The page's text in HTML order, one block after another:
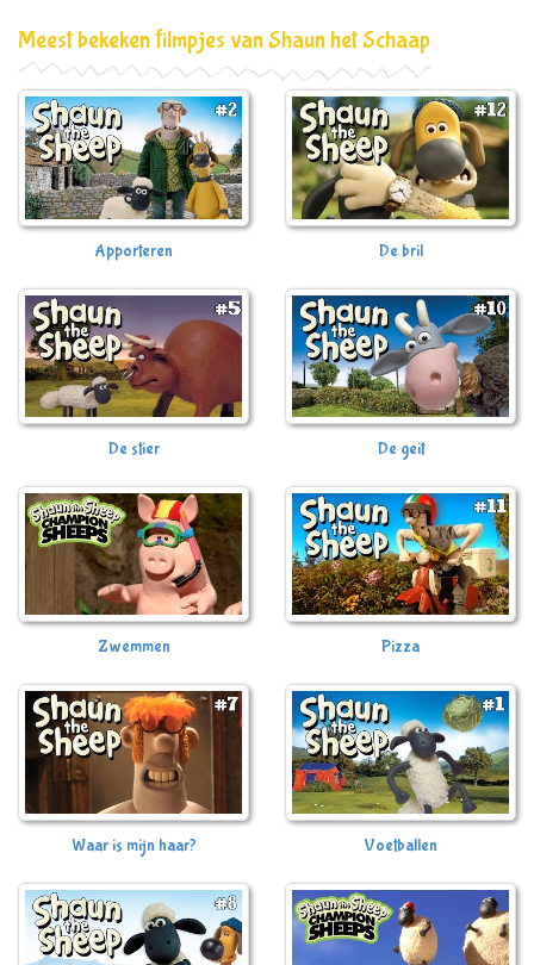
Meest bekeken filmpjes van Shaun het Schaap
Apporteren De bril
De stier De geit
Zwemmen Pizza
Waar is mijn haar? Voetballen